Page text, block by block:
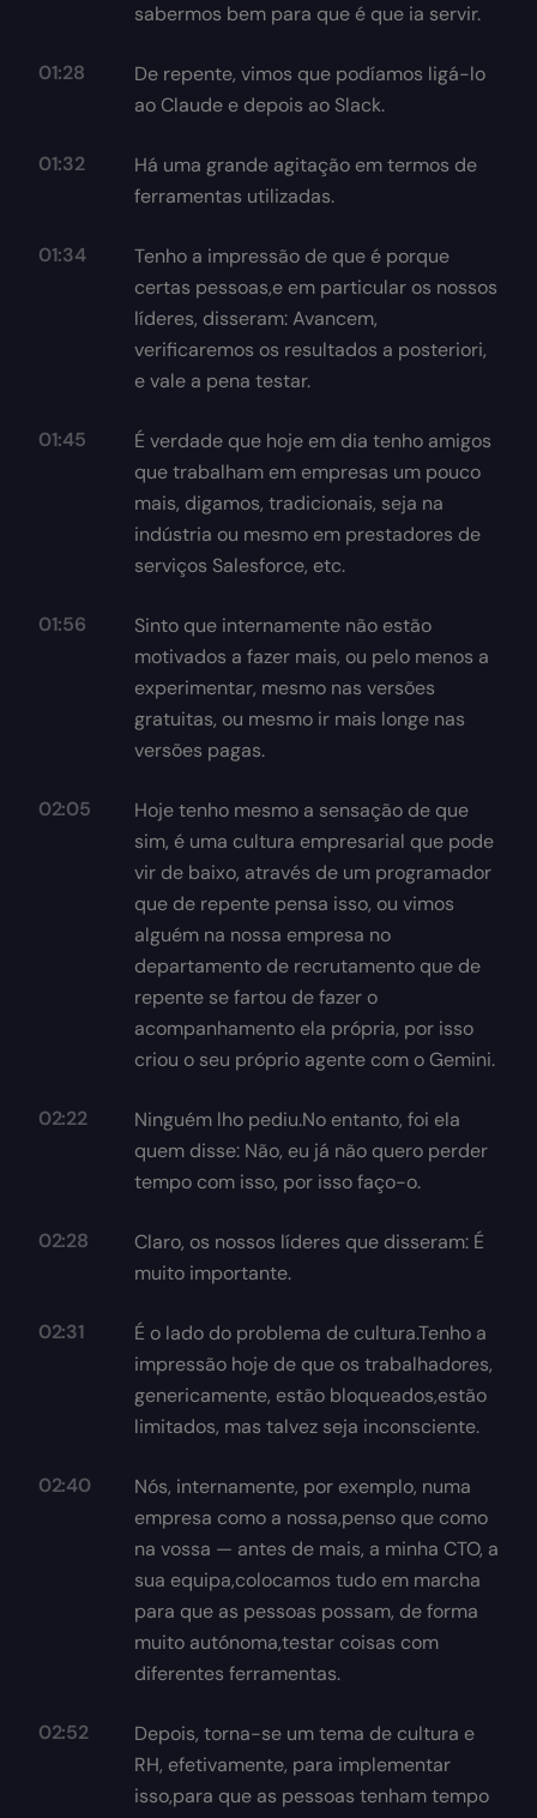
sabermos bem para que é que ia servir.
01:28
De repente, vimos que podíamos ligá-lo
ao Claude e depois ao Slack.
01:32
Há uma grande agitação em termos de
ferramentas utilizadas.
01:34
Tenho a impressão de que é porque
certas pessoas,e em particular os nossos
líderes, disseram: Avancem,
verificaremos os resultados a posteriori,
e vale a pena testar.
01:45
É verdade que hoje em dia tenho amigos
que trabalham em empresas um pouco
mais, digamos, tradicionais, seja na
indústria ou mesmo em prestadores de
serviços Salesforce, etc.
01:56
Sinto que internamente não estão
motivados a fazer mais, ou pelo menos a
experimentar, mesmo nas versões
gratuitas, ou mesmo ir mais longe nas
versões pagas.
02:05
Hoje tenho mesmo a sensação de que
sim, é uma cultura empresarial que pode
vir de baixo, através de um programador
que de repente pensa isso, ou vimos
alguém na nossa empresa no
departamento de recrutamento que de
repente se fartou de fazer o
acompanhamento ela própria, por isso
criou o seu próprio agente com o Gemini.
02:22
Ninguém lho pediu.No entanto, foi ela
quem disse: Não, eu já não quero perder
tempo com isso, por isso faço-o.
02:28
Claro, os nossos líderes que disseram: É
muito importante.
02:31
É o lado do problema de cultura.Tenho a
impressão hoje de que os trabalhadores,
genericamente, estão bloqueados,estão
limitados, mas talvez seja inconsciente.
02:40
Nós, internamente, por exemplo, numa
empresa como a nossa,penso que como
na vossa — antes de mais, a minha CTO, a
sua equipa,colocamos tudo em marcha
para que as pessoas possam, de forma
muito autónoma,testar coisas com
diferentes ferramentas.
02:52
Depois, torna-se um tema de cultura e
RH, efetivamente, para implementar
isso,para que as pessoas tenham tempo